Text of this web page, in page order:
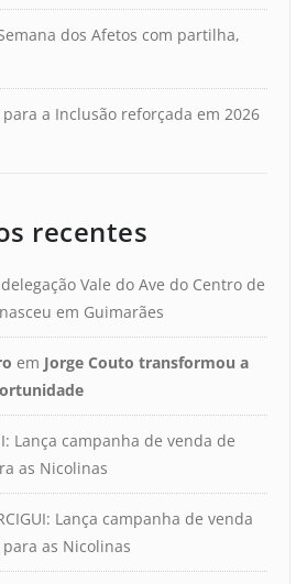
dos Afetos com partilha,
para a Inclusão reforçada em 2026
recentes
Vale do Ave do Centro de
em Guimarães
em Jorge Couto transformou a
Lança campanha de venda de
as Nicolinas
Lança campanha de venda
as Nicolinas